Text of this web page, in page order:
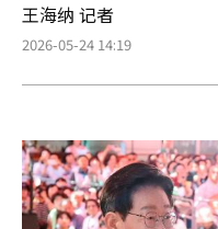
王海纳 记者
2026-05-24 14:19